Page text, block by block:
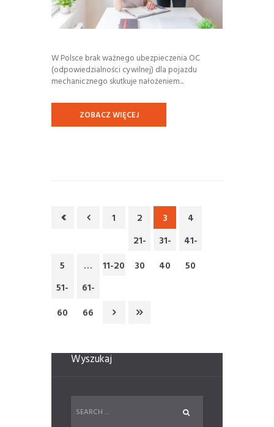
W Polsce brak ważnego ubezpieczenia OC
(odpowiedzialności cywilnej) dla pojazdu
mechanicznego skutkuje nałożeniem...
ZOBACZ WIĘCEJ
1 2 3 4
5 … 11-20
21-
30
31-
40
41-
50
51-
60
61-
66
Wyszukaj